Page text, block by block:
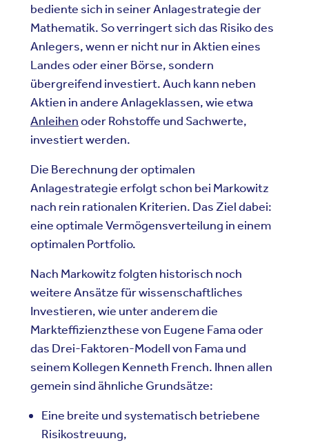
bediente sich in seiner Anlagestrategie der
Mathematik. So verringert sich das Risiko des
Anlegers, wenn er nicht nur in Aktien eines
Landes oder einer Börse, sondern
übergreifend investiert. Auch kann neben
Aktien in andere Anlageklassen, wie etwa
Anleihenoder Rohstoffe und Sachwerte,
investiert werden.
Die Berechnung der optimalen
Anlagestrategie erfolgt schon bei Markowitz
nach rein rationalen Kriterien. Das Ziel dabei:
eine optimale Vermögensverteilung in einem
optimalen Portfolio.
Nach Markowitz folgten historisch noch
weitere Ansätze für wissenschaftliches
Investieren, wie unter anderem die
Markteffizienzthese von Eugene Fama oder
das Drei-Faktoren-Modell von Fama und
seinem Kollegen Kenneth French. Ihnen allen
gemein sind ähnliche Grundsätze:
Eine breite und systematisch betriebene
Risikostreuung,